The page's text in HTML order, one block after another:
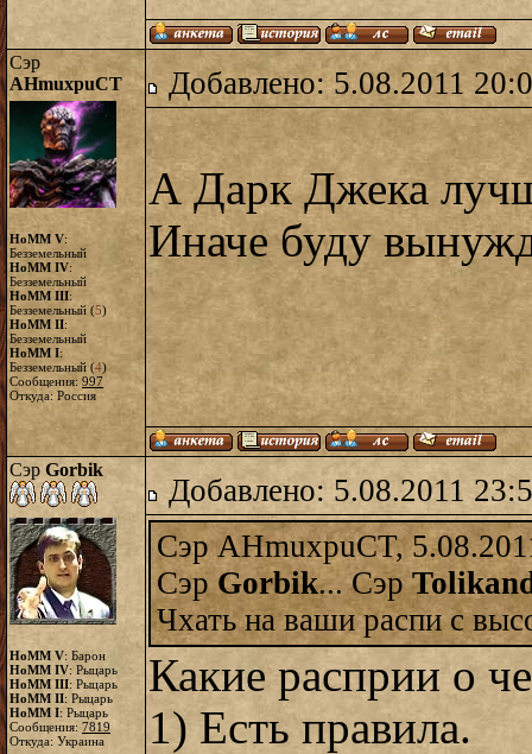
Сэр
AHmuxpuCT
HoMM V:
Безземельный
HoMM IV:
Безземельный
HoMM III:
Безземельный (5)
HoMM II:
Безземельный
HoMM I:
Безземельный (4)
Сообщения: 997
Откуда: Россия
Добавлено: 5.08.2011
А Дарк Джека
Иначе буду
Сэр Gorbik
HoMM V: Барон
HoMM IV: Рыцарь
HoMM III: Рыцарь
HoMM II: Рыцарь
HoMM I: Рыцарь
Сообщения: 7819
Откуда: Украина
Добавлено: 5.08.2011
Сэр AHmuxpuCT,
СэрGorbik... Сэр
Чхать на ваши распи с
Какие расприи о
1) Есть правила.